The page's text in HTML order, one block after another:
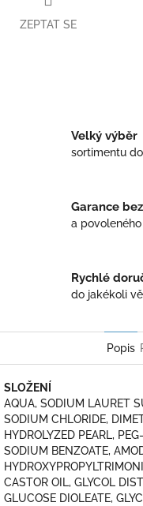
ZEPTAT SE
Velký výběr
sortimentu
Garance
a
Rychlé
do jakékoli
Popis
SLOŽENÍ
AQUA, SODIUM LAURET
SODIUM CHLORIDE,
HYDROLYZED PEARL,
SODIUM BENZOATE,
CASTOR OIL, GLYCOL
GLUCOSE DIOLEATE,